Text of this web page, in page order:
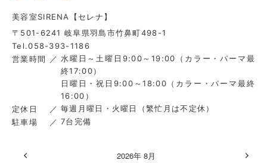
美容室SIRENA【セレナ】
〒501-6241 岐阜県羽島市竹鼻町498-1
Tel.058-393-1186
営業時間
水曜日～土曜日9:00～19:00（カラー・パーマ最
終17:00）
日曜日・祝日9:00～18:00（カラー・パーマ最終
16:00）
定休日
毎週月曜日・火曜日（繁忙月は不定休）
駐車場
7台完備
2026年 8月